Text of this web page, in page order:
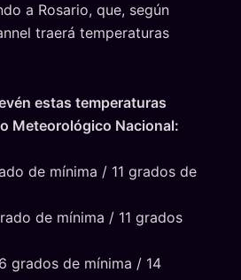
a Rosario, que, según
traerá temperaturas
estas temperaturas
Meteorológico Nacional:
de mínima / 11 grados de
de mínima / 11 grados
grados de mínima / 14